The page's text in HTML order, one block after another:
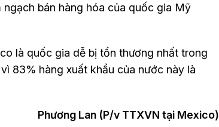
bán hàng hóa của quốc gia Mỹ
là quốc gia dễ bị tổn thương nhất trong
83% hàng xuất khẩu của nước này là
Phương Lan (P/v TTXVN tại Mexico)